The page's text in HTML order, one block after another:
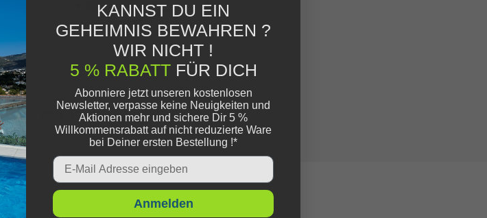
Hydro Force® Sportboot Komplett Set
Beacon Elite™ 335 x 160 x 47 cm
629,95 €*
KANNST DU EIN
GEHEIMNIS BEWAHREN ?
WIR NICHT !
5 % RABATTFÜR DICH
Abonniere jetzt unseren kostenlosen
Newsletter, verpasse keine Neuigkeiten und
Aktionen mehr und sichere Dir 5 %
Willkommensrabatt auf nicht reduzierte Ware
bei Deiner ersten Bestellung !*
Email
Anmelden